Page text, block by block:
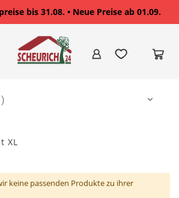
bis 31.08. • Neue Preise ab 01.09.
XL
keine passenden Produkte zu ihrer